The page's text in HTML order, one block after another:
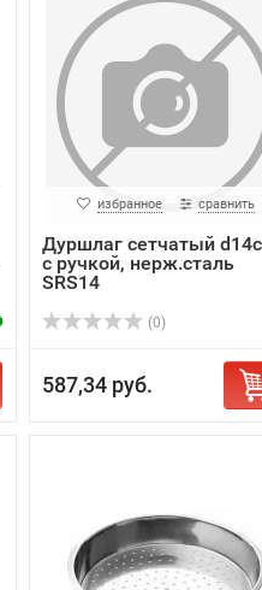
избранное сравнить
Дуршлаг сетчатый
с ручкой, нерж.сталь
SRS14
(0)
587,34 руб.